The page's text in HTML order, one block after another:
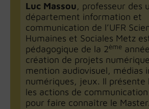
Luc Massou, professeur des
département information et
communication de l’UFR
Humaines et Sociales Metz
pédagogique de la 2ème
création de projets
mention audiovisuel, médias
numériques, jeux. Il présente
les actions de
pour faire connaître le Master.